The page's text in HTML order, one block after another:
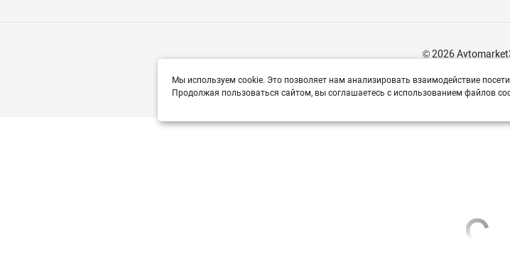
© 2026
Мы используем cookie. Это позволяет нам анализировать взаимодействие
Продолжая пользоваться сайтом, вы соглашаетесь с использованием файлов